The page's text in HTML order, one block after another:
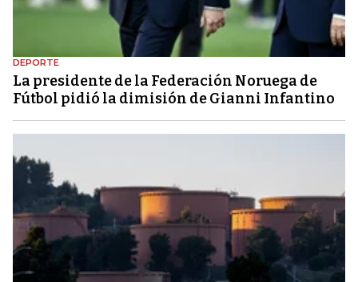
DEPORTE
La presidente de la Federación Noruega de
Fútbol pidió la dimisión de Gianni Infantino